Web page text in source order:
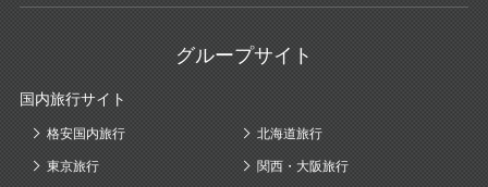
グループサイト
国内旅行サイト
格安国内旅行
北海道旅行
東京旅行
関西・大阪旅行